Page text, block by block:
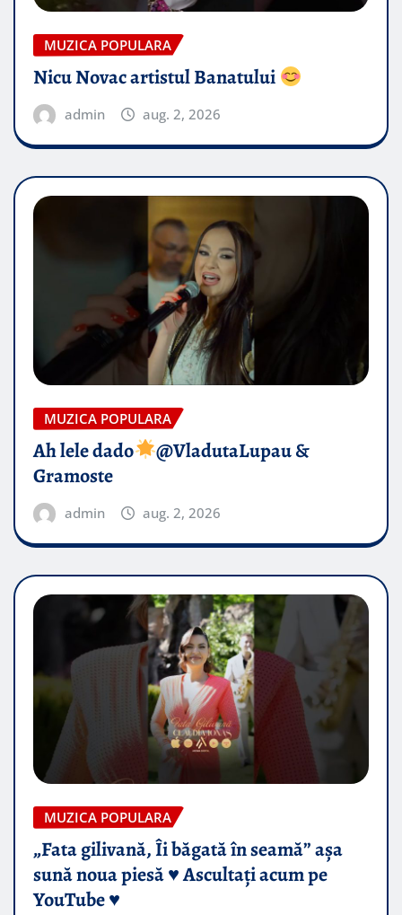
MUZICA POPULARA
Nicu Novac artistul Banatului
admin aug. 2, 2026
MUZICA POPULARA
Ah lele dado​
@VladutaLupau &
Gramoste
admin aug. 2, 2026
MUZICA POPULARA
„Fata gilivană, Îi băgată în seamă” așa
sună noua piesă ♥️ Ascultați acum pe
YouTube ♥️